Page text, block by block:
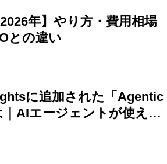
年】やり方・費用相場
との違い
に追加された「Agentic
AIエージェントが使える